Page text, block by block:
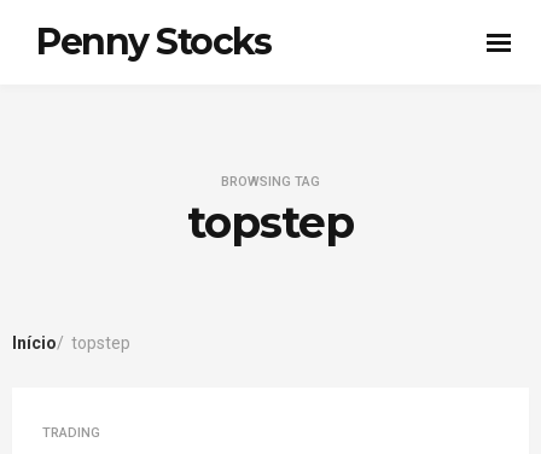
Penny Stocks
BROWSING TAG
topstep
Início topstep
TRADING